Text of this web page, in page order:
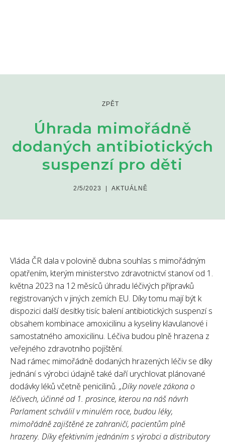
ZPĚT
Úhrada mimořádně
dodaných antibiotických
suspenzí pro děti
2/5/2023 AKTUÁLNĚ
Vláda ČR dala v polovině dubna souhlas s mimořádným
opatřením, kterým ministerstvo zdravotnictví stanoví od 1.
května 2023 na 12 měsíců úhradu léčivých přípravků
registrovaných v jiných zemích EU. Díky tomu mají být k
dispozici další desítky tisíc balení antibiotických suspenzí s
obsahem kombinace amoxicilinu a kyseliny klavulanové i
samostatného amoxicilinu. Léčiva budou plně hrazena z
veřejného zdravotního pojištění.
Nad rámec mimořádně dodaných hrazených léčiv se díky
jednání s výrobci údajně také daří urychlovat plánované
dodávky léků včetně penicilinů. „Díky novele zákona o
léčivech, účinné od 1. prosince, kterou na náš návrh
Parlament schválil v minulém roce, budou léky,
mimořádně zajištěné ze zahraničí, pacientům plně
hrazeny. Díky efektivním jednáním s výrobci a distributory